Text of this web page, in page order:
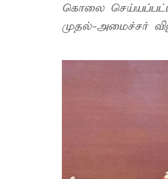
கொலை செய்யப்பட்ட
முதல்-அமைச்சர்